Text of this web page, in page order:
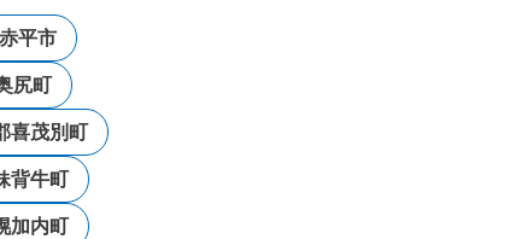
赤平市
尻町
喜茂別町
背牛町
加内町